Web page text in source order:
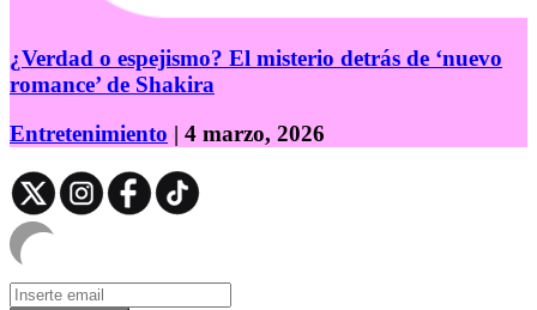
¿Verdad o espejismo? El misterio detrás de ‘nuevo
romance’ de Shakira
Entretenimiento | 4 marzo, 2026